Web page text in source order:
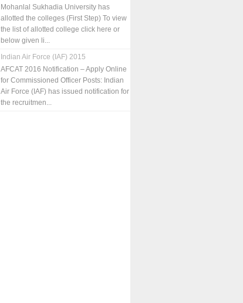
Mohanlal Sukhadia University has
allotted the colleges (First Step) To view
the list of allotted college click here or
below given li...
Indian Air Force (IAF) 2015
AFCAT 2016 Notification – Apply Online
for Commissioned Officer Posts: Indian
Air Force (IAF) has issued notification for
the recruitmen...